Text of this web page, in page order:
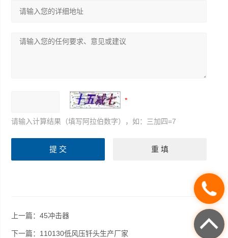
请输入计算结果（填写阿拉伯数字），如：三加四=7
上一篇：45冲击器
下一篇： 110130低风压钎头生产厂家